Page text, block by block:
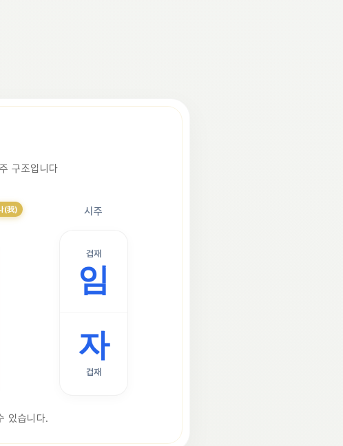
구조입니다
시주
겁재
임
자
겁재
(我)
있습니다.